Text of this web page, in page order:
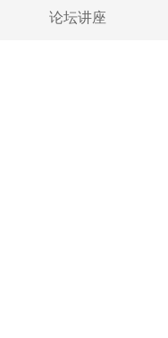
论坛讲座